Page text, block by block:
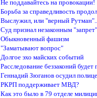
Не поддавайтесь на провокации!
Борьба за справедливость
Выслужил, или "верный
Суд признал незаконным
Обыкновенный фашизм
"Заматывают вопрос"
Долгое эхо майских событий
Расследование беззаконий
Геннадий Зюганов осудил
РКРП поддерживает МВД?
Как это было в 79 отделе